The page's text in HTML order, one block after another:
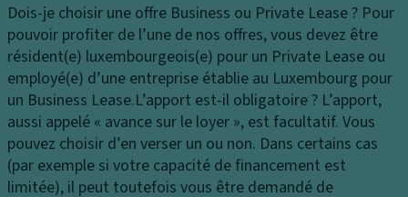
Dois-je choisir une offre Business ou Private Lease ? Pour
pouvoir profiter de l’une de nos offres, vous devez être
résident(e) luxembourgeois(e) pour un Private Lease ou
employé(e) d’une entreprise établie au Luxembourg pour
un Business Lease.L’apport est-il obligatoire ? L’apport,
aussi appelé « avance sur le loyer », est facultatif. Vous
pouvez choisir d’en verser un ou non. Dans certains cas
(par exemple si votre capacité de financement est
limitée), il peut toutefois vous être demandé de